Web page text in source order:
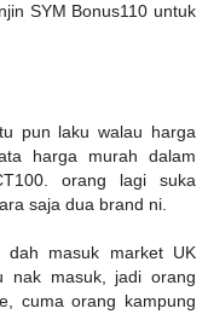
SYM Bonus110 untuk
pun laku walau harga
harga murah dalam
orang lagi suka
saja dua brand ni.
dah masuk market UK
nak masuk, jadi orang
cuma orang kampung